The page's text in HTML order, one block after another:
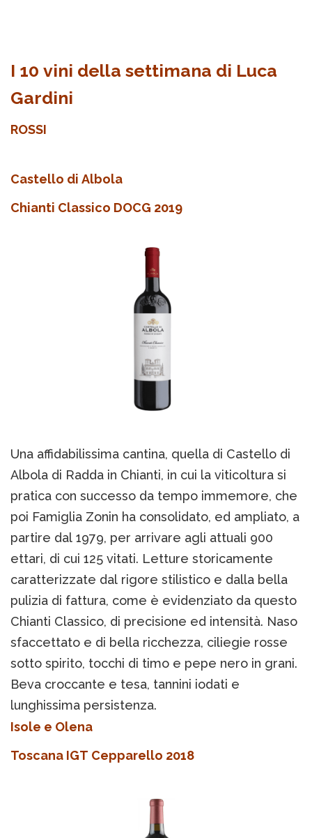
I 10 vini della settimana di Luca
Gardini
ROSSI
Castello di Albola
Chianti Classico DOCG 2019
Una affidabilissima cantina, quella di Castello di
Albola di Radda in Chianti, in cui la viticoltura si
pratica con successo da tempo immemore, che
poi Famiglia Zonin ha consolidato, ed ampliato, a
partire dal 1979, per arrivare agli attuali 900
ettari, di cui 125 vitati. Letture storicamente
caratterizzate dal rigore stilistico e dalla bella
pulizia di fattura, come è evidenziato da questo
Chianti Classico, di precisione ed intensità. Naso
sfaccettato e di bella ricchezza, ciliegie rosse
sotto spirito, tocchi di timo e pepe nero in grani.
Beva croccante e tesa, tannini iodati e
lunghissima persistenza.
Isole e Olena
Toscana IGT Cepparello 2018